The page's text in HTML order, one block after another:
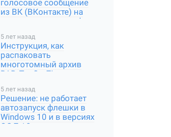
голосовое сообщение
из ВК (ВКонтакте) на
компьютер и смартфон
5 лет назад
Инструкция, как
распаковать
многотомный архив
RAR, Tar Gz, Zip и другие
5 лет назад
Решение: не работает
автозапуск флешки в
Windows 10 и в версиях
ОС 7 / 8